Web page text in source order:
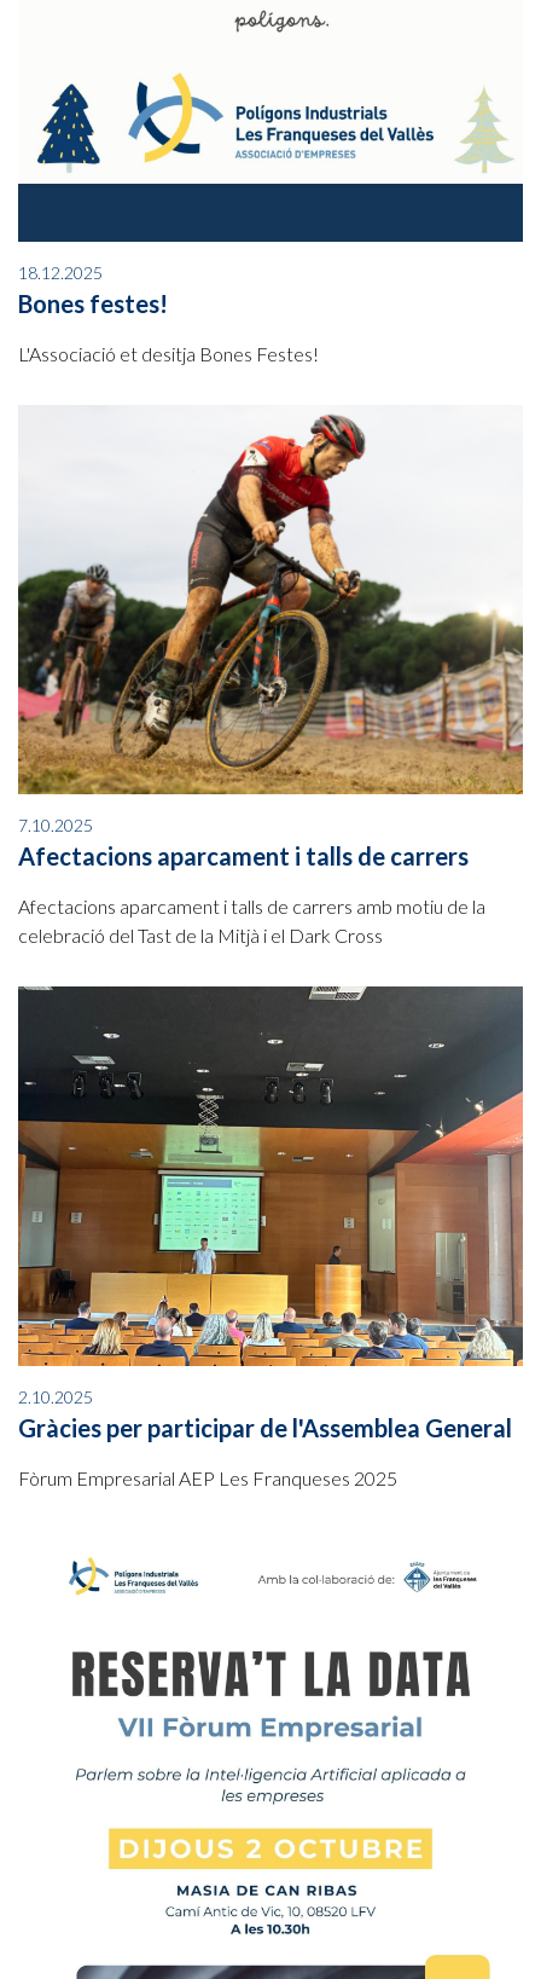
18.12.2025
Bones festes!
L'Associació et desitja Bones Festes!
7.10.2025
Afectacions aparcament i talls de carrers
Afectacions aparcament i talls de carrers amb motiu de la
celebració del Tast de la Mitjà i el Dark Cross
2.10.2025
Gràcies per participar de l'Assemblea General
Fòrum Empresarial AEP Les Franqueses 2025